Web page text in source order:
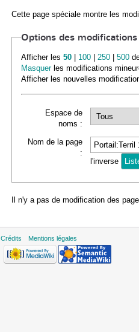
Cette page spéciale montre les
Options des
Afficher les 50 | 100 | 250 | 500
Masquerles modifications
Afficher les nouvelles
Espace de
noms :
Nom de la page
:
l'inverse
Il n'y a pas de modification des
Crédits Mentions légales